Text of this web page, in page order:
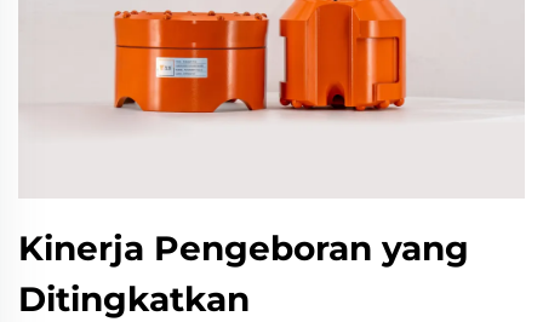
Kinerja Pengeboran yang
Ditingkatkan